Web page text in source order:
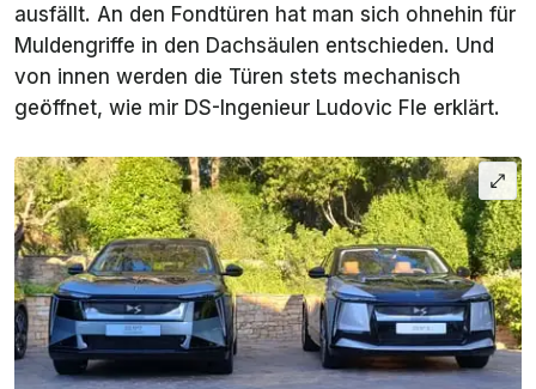
ausfällt. An den Fondtüren hat man sich ohnehin für
Muldengriffe in den Dachsäulen entschieden. Und
von innen werden die Türen stets mechanisch
geöffnet, wie mir DS-Ingenieur Ludovic Fle erklärt.